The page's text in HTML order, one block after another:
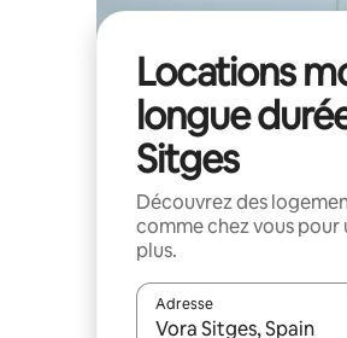
Locations
longue
Sitges
Découvrez des
comme chez vous pour
plus.
Adresse
Lorsque les résultats